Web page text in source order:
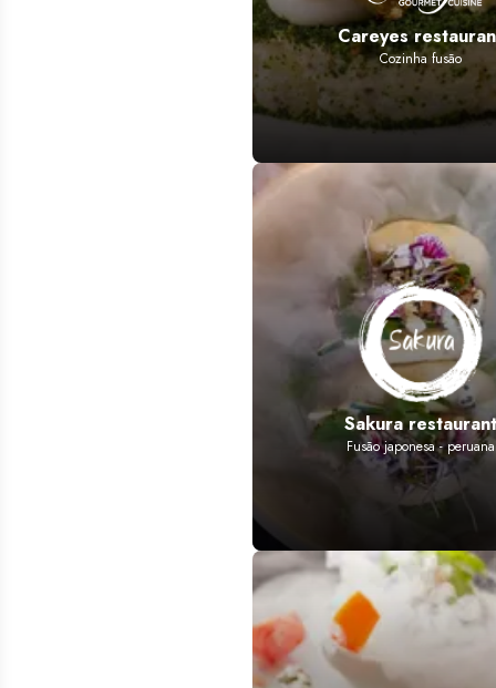
Careyes
Cozinha fusão
Sakura restaurant
Fusão japonesa - peruana